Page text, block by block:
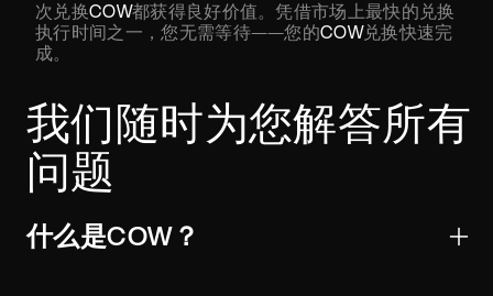
次兑换COW都获得良好价值。凭借市场上最快的兑换
执行时间之一，您无需等待——您的COW兑换快速完
成。
我们随时为您解答所有
问题
什么是COW？